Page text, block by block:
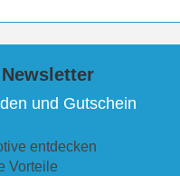
und Gutschein
entdecken
Vorteile